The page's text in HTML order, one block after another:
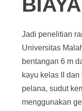
BIAYA
Jadi penelitian
Universitas
bentangan 6 m
kayu kelas II
pelana, sudut
menggunakan